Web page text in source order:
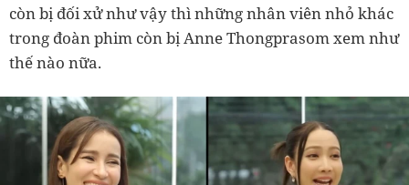
còn bị đối xử như vậy thì những nhân viên nhỏ khác
trong đoàn phim còn bị Anne Thongprasom xem như
thế nào nữa.